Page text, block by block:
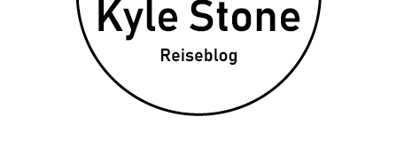
twitterinstagram